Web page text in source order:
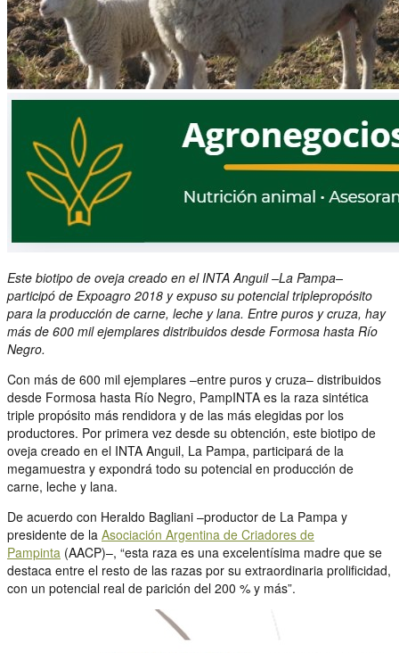
Este biotipo de oveja creado en el INTA Anguil –La Pampa–
participó de Expoagro 2018 y expuso su potencial triplepropósito
para la producción de carne, leche y lana. Entre puros y cruza, hay
más de 600 mil ejemplares distribuidos desde Formosa hasta Río
Negro.
Con más de 600 mil ejemplares –entre puros y cruza– distribuidos
desde Formosa hasta Río Negro, PampINTA es la raza sintética
triple propósito más rendidora y de las más elegidas por los
productores. Por primera vez desde su obtención, este biotipo de
oveja creado en el INTA Anguil, La Pampa, participará de la
megamuestra y expondrá todo su potencial en producción de
carne, leche y lana.
De acuerdo con Heraldo Bagliani –productor de La Pampa y
presidente de la Asociación Argentina de Criadores de
Pampinta (AACP)–, “esta raza es una excelentísima madre que se
destaca entre el resto de las razas por su extraordinaria prolificidad,
con un potencial real de parición del 200 % y más”.